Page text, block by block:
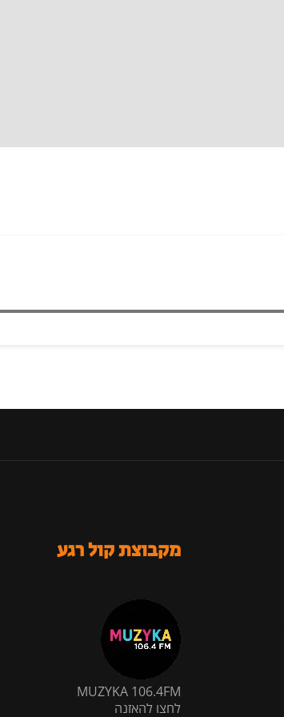
מקבוצת קול רגע
MUZYKA 106.4FM
לחצו להאזנה